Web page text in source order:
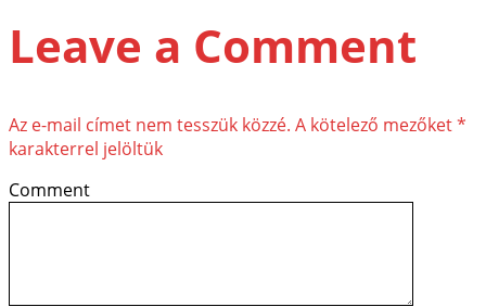
Leave a Comment
Az e-mail címet nem tesszük közzé. A kötelező mezőket*
karakterrel jelöltük
Comment